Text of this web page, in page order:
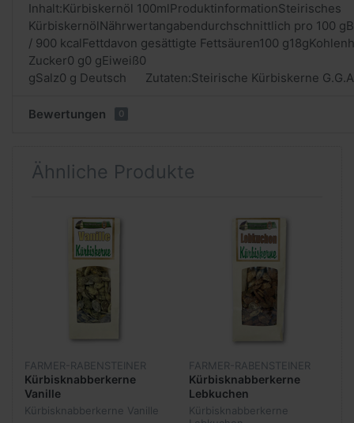
Inhalt:Kürbiskernöl 100mlProduktinformationSteirisches
KürbiskernölNährwertangabendurchschnittlich pro 100
/ 900 kcalFettdavon gesättigte Fettsäuren100
Zucker0 g0 gEiweiß0
gSalz0 g Deutsch Zutaten:Steirische Kürbiskerne
Bewertungen 0
Ähnliche Produkte
FARMER-RABENSTEINER
Kürbisknabberkerne
Vanille
Kürbisknabberkerne Vanille
FARMER-RABENSTEINER
Kürbisknabberkerne
Lebkuchen
Kürbisknabberkerne